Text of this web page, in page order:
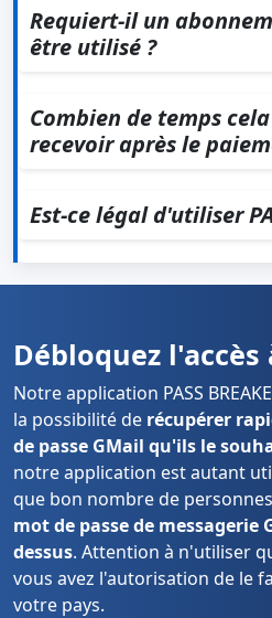
une garantie de
jours. si cela ne fonctionne
Requiert-il un
être utilisé ?
aucun abonnement mensuel
Combien de temps
recevoir après le
n'y a aucun temps d'attente
l'utilisation de l'application.
Est-ce légal d'utiliser
propre compte ou sur un
Débloquez l'accès
Notre application PASS
la possibilité de récupérer
de passe GMail qu'ils le
notre application est autant
que bon nombre de
mot de passe de messagerie
dessus. Attention à n'utiliser
vous avez l'autorisation de le
votre pays.